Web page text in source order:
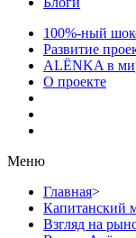
100%-ный
Развитие
ALЁNKA в
О проекте
Меню
Главная>
Капитанский
Взгляд на